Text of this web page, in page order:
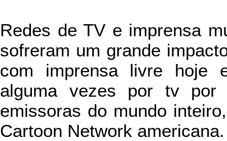
Redes de TV e imprensa
sofreram um grande
com imprensa livre hoje
alguma vezes por tv por
emissoras do mundo
Cartoon Network americana.